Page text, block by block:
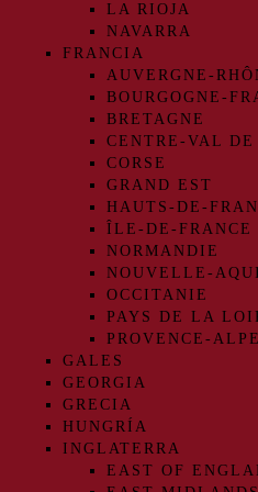
LA RIOJA
NAVARRA
FRANCIA
AUVERGNE-
BOURGOGNE-
BRETAGNE
CENTRE-VAL
CORSE
GRAND EST
HAUTS-DE-
ÎLE-DE-FRANCE
NORMANDIE
NOUVELLE-
OCCITANIE
PAYS DE LA
PROVENCE-
GALES
GEORGIA
GRECIA
HUNGRÍA
INGLATERRA
EAST OF